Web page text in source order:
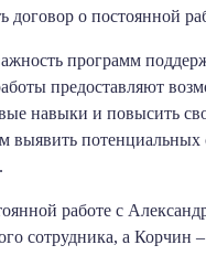
договор о постоянной
программ
предоставляют
навыки и повысить
выявить
работе с
сотрудника, а